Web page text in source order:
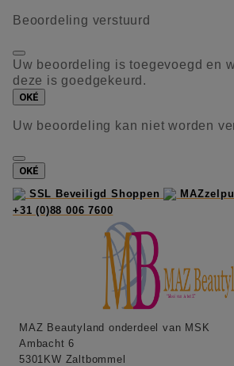
Beoordeling verstuurd
Uw beoordeling is toegevoegd en
deze is goedgekeurd.
OKÉ
Uw beoordeling kan niet worden
OKÉ
SSL Beveiligd Shoppen
+31 (0)88 006 7600
MAZ Beautyland onderdeel van MSK
Ambacht 6
5301KW Zaltbommel